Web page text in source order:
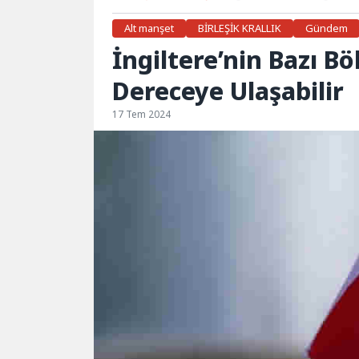
Alt manşet BİRLEŞİK KRALLIK Gündem
İngiltere’nin Bazı
Dereceye Ulaşabilir
17 Tem 2024